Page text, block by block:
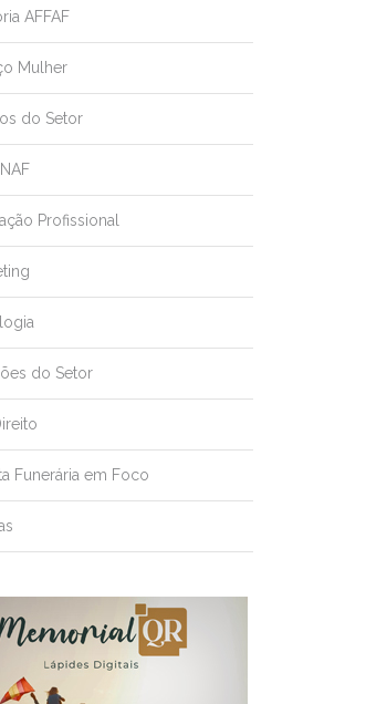
AFFAF
Mulher
do Setor
Profissional
do Setor
Funerária em Foco